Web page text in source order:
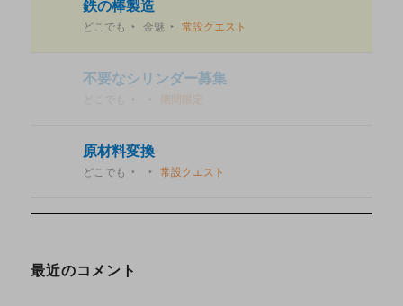
鉄の棒製造
どこでも 金魅 常設クエスト
不要なシリンダー募集
期間限定
原材料変換
どこでも 常設クエスト
最近のコメント